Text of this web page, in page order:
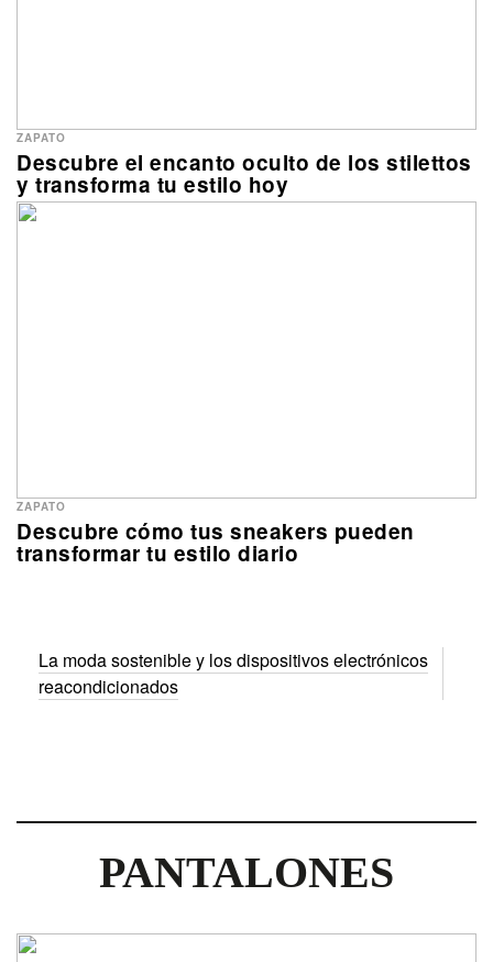
Descubre el encanto oculto de los stilettos
y transforma tu estilo hoy
ZAPATO
Descubre cómo tus sneakers pueden
transformar tu estilo diario
ZAPATO
La moda sostenible y los dispositivos electrónicos
reacondicionados
PANTALONES